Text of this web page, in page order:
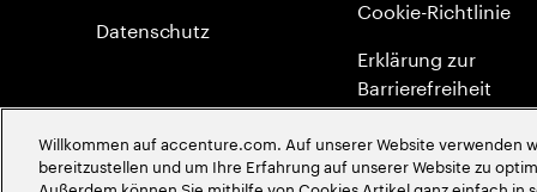
Datenschutz
Cookie-Richtlinie
Erklärung zur
Barrierefreiheit
Site Map
Globale
Willkommen auf accenture.com. Auf unserer Website
bereitzustellen und um Ihre Erfahrung auf unserer Website zu
Außerdem können Sie mithilfe von Cookies Artikel ganz einfach